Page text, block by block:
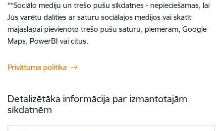
**Sociālo mediju un trešo pušu sīkdatnes - nepieciešamas, lai
Jūs varētu dalīties ar saturu sociālajos medijos vai skatīt
mājaslapai pievienoto trešo pušu saturu, piemēram, Google
Maps, PowerBI vai citus.
Privātuma politika
Detalizētāka informācija par izmantotajām
sīkdatnēm